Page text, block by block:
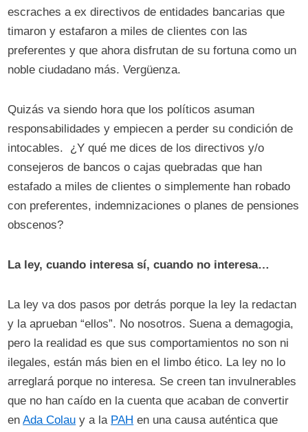
escraches a ex directivos de entidades bancarias que
timaron y estafaron a miles de clientes con las
preferentes y que ahora disfrutan de su fortuna como un
noble ciudadano más. Vergüenza.
Quizás va siendo hora que los políticos asuman
responsabilidades y empiecen a perder su condición de
intocables. ¿Y qué me dices de los directivos y/o
consejeros de bancos o cajas quebradas que han
estafado a miles de clientes o simplemente han robado
con preferentes, indemnizaciones o planes de pensiones
obscenos?
La ley, cuando interesa sí, cuando no interesa…
La ley va dos pasos por detrás porque la ley la redactan
y la aprueban “ellos”. No nosotros. Suena a demagogia,
pero la realidad es que sus comportamientos no son ni
ilegales, están más bien en el limbo ético. La ley no lo
arreglará porque no interesa. Se creen tan invulnerables
que no han caído en la cuenta que acaban de convertir
enAda Colau y a la PAH en una causa auténtica que